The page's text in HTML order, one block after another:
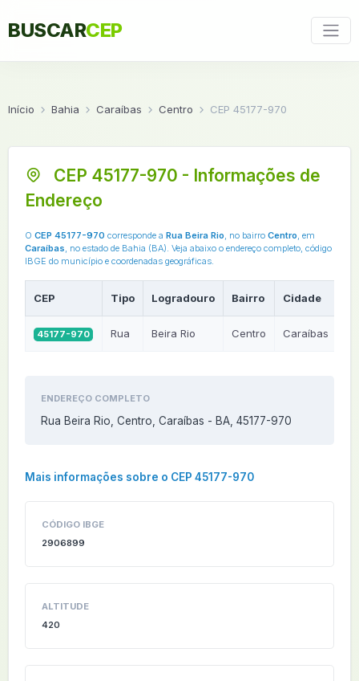
BUSCARCEP
Início Bahia Caraíbas Centro CEP 45177-970
CEP 45177-970 - Informações de
Endereço
O CEP 45177-970 corresponde a Rua Beira Rio, no bairro Centro, em
Caraíbas, no estado de Bahia (BA). Veja abaixo o endereço completo, código
IBGE do município e coordenadas geográficas.
CEP Tipo Logradouro Bairro Cidade
45177-970 Rua Beira Rio Centro Caraíbas
ENDEREÇO COMPLETO
Rua Beira Rio, Centro, Caraíbas - BA, 45177-970
Mais informações sobre o CEP 45177-970
CÓDIGO IBGE
2906899
ALTITUDE
420